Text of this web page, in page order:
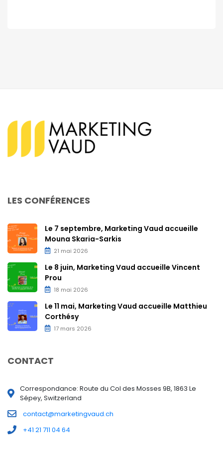
LES CONFÉRENCES
Le 7 septembre, Marketing Vaud accueille
Mouna Skaria-Sarkis
21 mai 2026
Le 8 juin, Marketing Vaud accueille Vincent
Prou
18 mai 2026
Le 11 mai, Marketing Vaud accueille Matthieu
Corthésy
17 mars 2026
CONTACT
Correspondance: Route du Col des Mosses 9B, 1863 Le
Sépey, Switzerland
contact@marketingvaud.ch
+41 21 711 04 64